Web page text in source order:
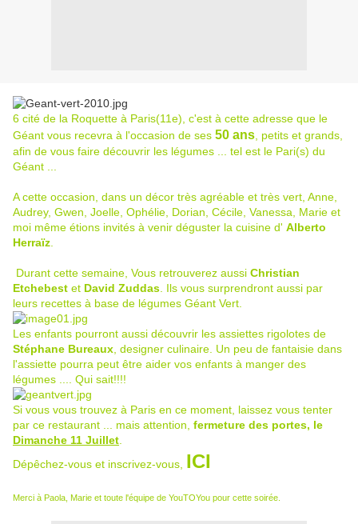
6 cité de la Roquette à Paris(11e), c'est à cette adresse que le
Géant vous recevra à l'occasion de ses 50 ans , petits et grands,
afin de vous faire découvrir les légumes ... tel est le Pari(s) du
Géant ...
A cette occasion, dans un décor très agréable et très vert, Anne
Audrey, Gwen Joelle Ophélie Dorian Cécile Vanessa Marie et
moi même étions invités à venir déguster la cuisine d' Alberto
Herraïz
Durant cette semaine, Vous retrouverez aussi Christian
Etchebest et David Zuddas . Ils vous surprendront aussi par
leurs recettes à base de légumes Géant Vert.
Les enfants pourront aussi découvrir les assiettes rigolotes de
Stéphane Bureaux , designer culinaire. Un peu de fantaisie dans
l'assiette pourra peut être aider vos enfants à manger des
légumes .... Qui sait!!!!
Si vous vous trouvez à Paris en ce moment, laissez vous tenter
par ce restaurant ... mais attention, fermeture des portes, le
Dimanche 11 Juillet
Dépêchez-vous et inscrivez-vous, ICI
Merci à Paola, Marie et toute l'équipe de YouTOYou pour cette soirée.